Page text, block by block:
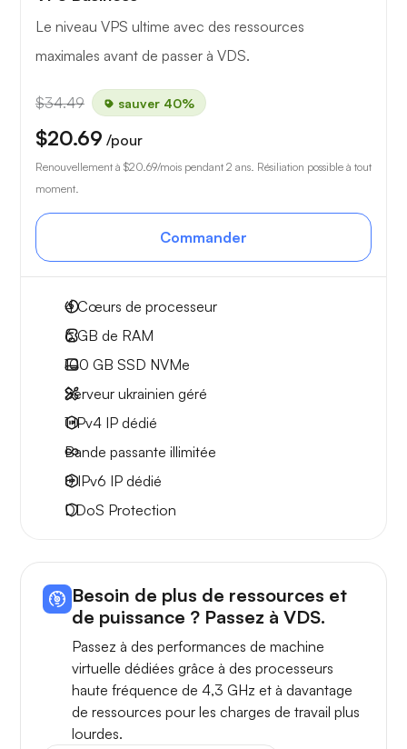
Le niveau VPS ultime avec des ressources
maximales avant de passer à VDS.
$34.49 sauver 40%
$20.69 /pour
Renouvellement à $20.69/mois pendant 2 ans. Résiliation possible à tout
moment.
Commander
4Cœurs de processeur
6 GB de RAM
100 GB SSD NVMe
Serveur ukrainien géré
1 IPv4 IP dédié
Bande passante illimitée
8 IPv6 IP dédié
DDoS Protection
Besoin de plus de ressources et
de puissance ? Passez à VDS.
Passez à des performances de machine
virtuelle dédiées grâce à des processeurs
haute fréquence de 4,3 GHz et à davantage
de ressources pour les charges de travail plus
lourdes.